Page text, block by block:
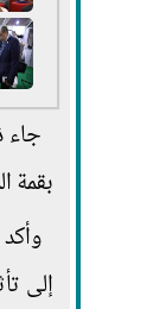
جاء
بقمة
إلى